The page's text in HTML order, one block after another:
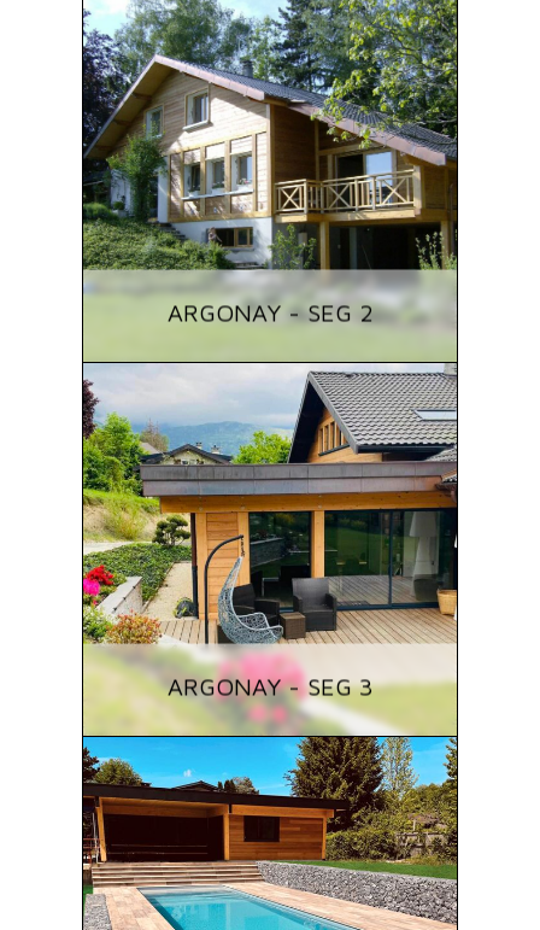
ARGONAY - SEG 2
ARGONAY - SEG 3